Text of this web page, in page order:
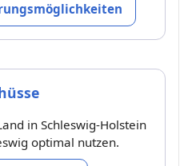
in Schleswig-Holstein
optimal nutzen.